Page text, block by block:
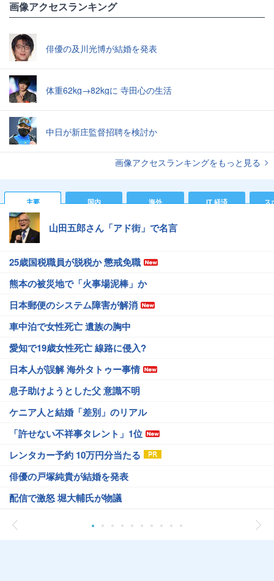
画像アクセスランキング
俳優の及川光博が結婚を発表
体重62kg→82kgに 寺田心の生活
中日が新庄監督招聘を検討か
画像アクセスランキングをもっと見る
主要 国内 海外 IT 経済 ス
山田五郎さん「アド街」で名言
25歳国税職員が脱税か 懲戒免職
熊本の被災地で「火事場泥棒」か
日本郵便のシステム障害が解消
車中泊で女性死亡 遺族の胸中
愛知で19歳女性死亡 線路に侵入?
日本人が誤解 海外タトゥー事情
息子助けようとした父 意識不明
ケニア人と結婚「差別」のリアル
「許せない不祥事タレント」1位
レンタカー予約 10万円分当たる
俳優の戸塚純貴が結婚を発表
配信で激怒 堀大輔氏が物議